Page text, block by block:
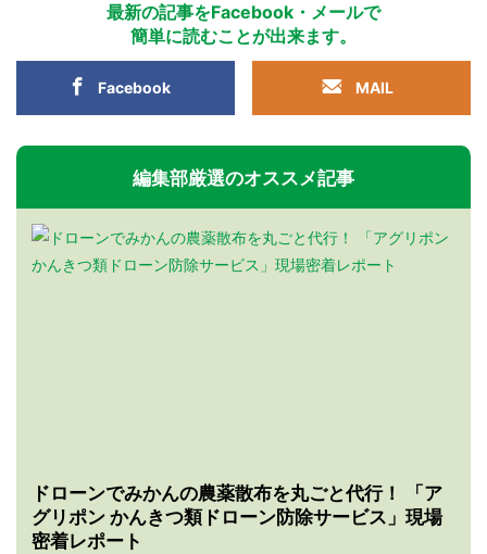
最新の記事をFacebook・メールで
簡単に読むことが出来ます。
Facebook MAIL
編集部厳選のオススメ記事
ドローンでみかんの農薬散布を丸ごと代行！ 「ア
グリポン かんきつ類ドローン防除サービス」現場
密着レポート